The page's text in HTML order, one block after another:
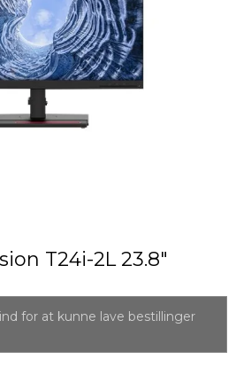
T24i-2L 23.8"
for at kunne lave bestillinger